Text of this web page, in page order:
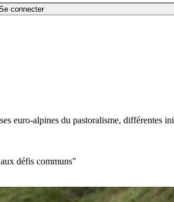
connecter
euro-alpines du pastoralisme, différentes
défis communs"